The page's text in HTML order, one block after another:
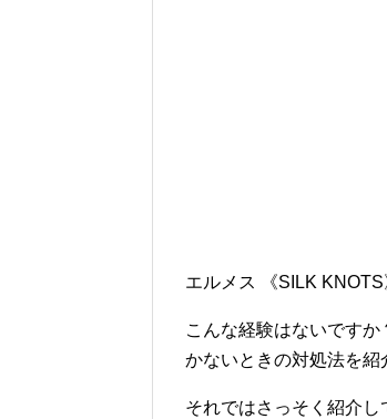
エルメス 《SILK
こんな経験はないです
かないときの対処法を紹
それではさっそく紹介し